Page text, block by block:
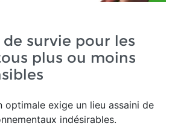
survie pour les
plus ou moins
optimale exige un lieu assaini de
indésirables.